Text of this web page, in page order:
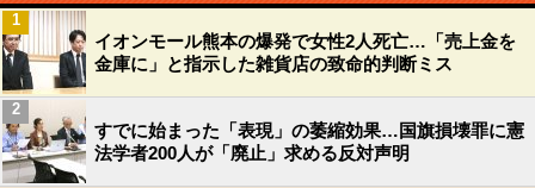
イオンモール熊本の爆発で女性2人死亡…「売上金を
金庫に」と指示した雑貨店の致命的判断ミス
1
すでに始まった「表現」の萎縮効果…国旗損壊罪に憲
法学者200人が「廃止」求める反対声明
2